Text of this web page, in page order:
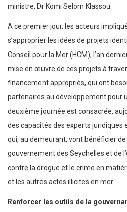
ministre, Dr Komi Selom Klassou.
A ce premier jour, les acteurs
s’approprier les idées de projets
Conseil pour la Mer (HCM), l’an
mise en œuvre de ces projets à
financement appropriés, qui ont
partenaires au développement pour
deuxième journée est consacrée,
des capacités des experts juridiques
qui, au demeurant, vont bénéficier
gouvernement des Seychelles et de
contre la drogue et le crime en
et les autres actes illicites en mer.
Renforcer les outils de la